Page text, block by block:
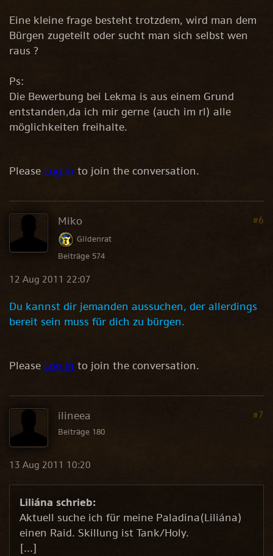
Eine kleine frage besteht trotzdem, wird man dem
Bürgen zugeteilt oder sucht man sich selbst wen
raus ?
Ps:
Die Bewerbung bei Lekma is aus einem Grund
entstanden,da ich mir gerne (auch im rl) alle
möglichkeiten freihalte.
Please Log in to join the conversation.
Miko
Gildenrat
Beiträge 574
12 Aug 2011 22:07
#6
Du kannst dir jemanden aussuchen, der allerdings
bereit sein muss für dich zu bürgen.
Please Log in to join the conversation.
ilineea
Beiträge 180
13 Aug 2011 10:20
#7
Liliána schrieb:
Aktuell suche ich für meine Paladina(Liliána)
einen Raid. Skillung ist Tank/Holy.
[...]